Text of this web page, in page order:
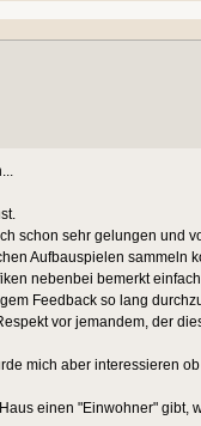
schon sehr gelungen und
Aufbauspielen sammeln
nebenbei bemerkt
Feedback so lang
vor jemandem, der
mich aber interessieren
einen "Einwohner" gibt,